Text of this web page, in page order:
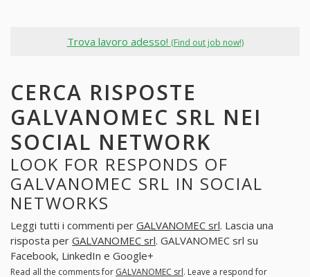
Trova lavoro adesso! (Find out job now!)
CERCA RISPOSTE
GALVANOMEC SRL NEI
SOCIAL NETWORK
LOOK FOR RESPONDS OF
GALVANOMEC SRL IN SOCIAL
NETWORKS
Leggi tutti i commenti per GALVANOMEC srl. Lascia una
risposta per GALVANOMEC srl. GALVANOMEC srl su
Facebook, LinkedIn e Google+
Read all the comments for GALVANOMEC srl. Leave a respond for